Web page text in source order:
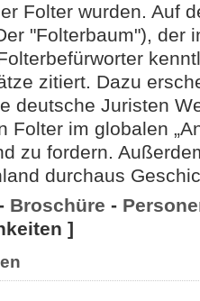
Folter wurden. Auf
"Folterbaum"), der
zitiert. Dazu
deutsche Juristen
Folter im globalen
zu fordern.
durchaus
Broschüre -
]